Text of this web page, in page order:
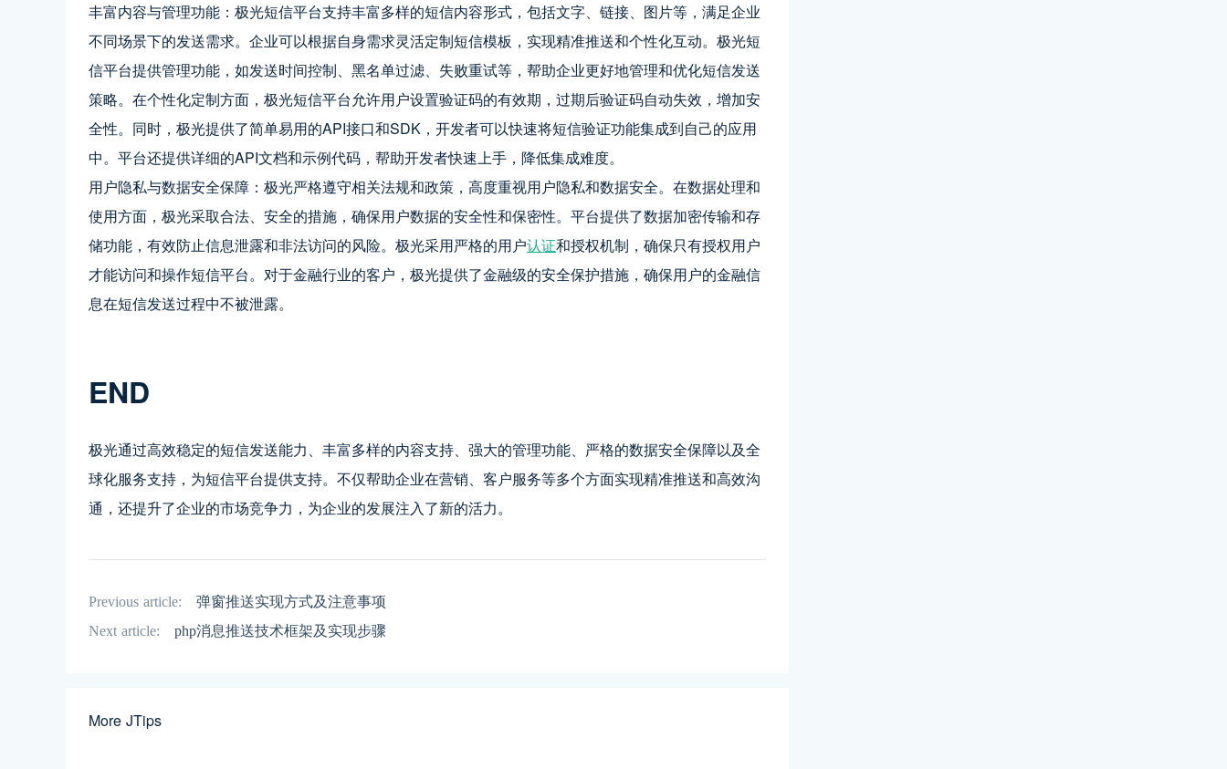
丰富内容与管理功能：极光短信平台支持丰富多样的短信内容形式，包括文字、链接、图片等，满足企业
不同场景下的发送需求。企业可以根据自身需求灵活定制短信模板，实现精准推送和个性化互动。极光短
信平台提供管理功能，如发送时间控制、黑名单过滤、失败重试等，帮助企业更好地管理和优化短信发送
策略。在个性化定制方面，极光短信平台允许用户设置验证码的有效期，过期后验证码自动失效，增加安
全性。同时，极光提供了简单易用的API接口和SDK，开发者可以快速将短信验证功能集成到自己的应用
中。平台还提供详细的API文档和示例代码，帮助开发者快速上手，降低集成难度。
用户隐私与数据安全保障：极光严格遵守相关法规和政策，高度重视用户隐私和数据安全。在数据处理和
使用方面，极光采取合法、安全的措施，确保用户数据的安全性和保密性。平台提供了数据加密传输和存
储功能，有效防止信息泄露和非法访问的风险。极光采用严格的用户认证和授权机制，确保只有授权用户
才能访问和操作短信平台。对于金融行业的客户，极光提供了金融级的安全保护措施，确保用户的金融信
息在短信发送过程中不被泄露。
END
极光通过高效稳定的短信发送能力、丰富多样的内容支持、强大的管理功能、严格的数据安全保障以及全
球化服务支持，为短信平台提供支持。不仅帮助企业在营销、客户服务等多个方面实现精准推送和高效沟
通，还提升了企业的市场竞争力，为企业的发展注入了新的活力。
Previous article:
弹窗推送实现方式及注意事项
Next article:
php消息推送技术框架及实现步骤
More JTips